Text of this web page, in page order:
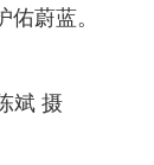
蔚蓝。
斌 摄